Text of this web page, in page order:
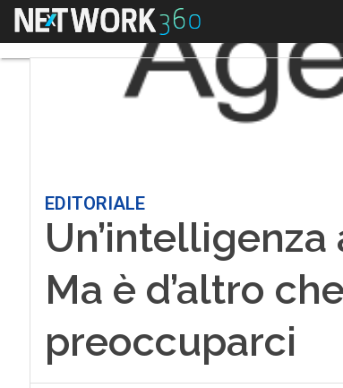
Menu
EDITORIALE
Ma è d’altro
preoccuparci